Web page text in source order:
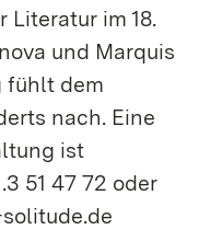
Literatur im 18.
und Marquis
fühlt dem
nach. Eine
ist
51 47 72 oder